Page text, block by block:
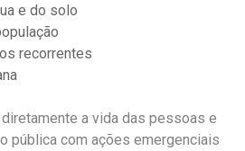
e do solo
recorrentes
a vida das pessoas e
pública com ações emergenciais